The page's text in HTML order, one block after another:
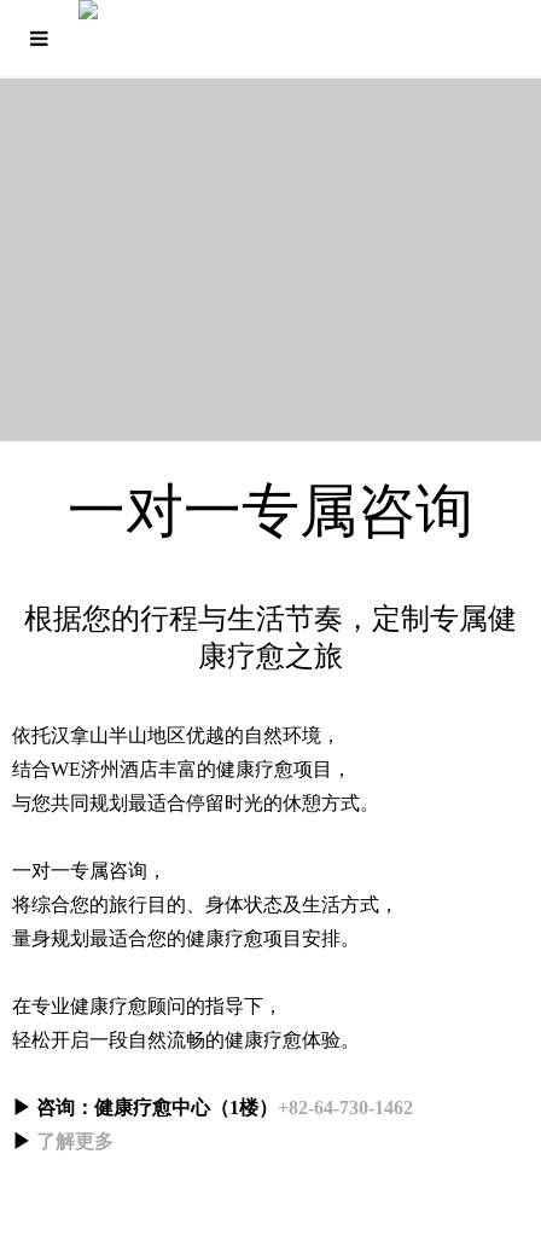
一对一专属咨询
根据您的行程与生活节奏，定制专属健
康疗愈之旅
依托汉拿山半山地区优越的自然环境，
结合WE济州酒店丰富的健康疗愈项目，
与您共同规划最适合停留时光的休憩方式。
一对一专属咨询，
将综合您的旅行目的、身体状态及生活方式，
量身规划最适合您的健康疗愈项目安排。
在专业健康疗愈顾问的指导下，
轻松开启一段自然流畅的健康疗愈体验。
▶ 咨询：健康疗愈中心（1楼） +82-64-730-1462
▶ 了解更多